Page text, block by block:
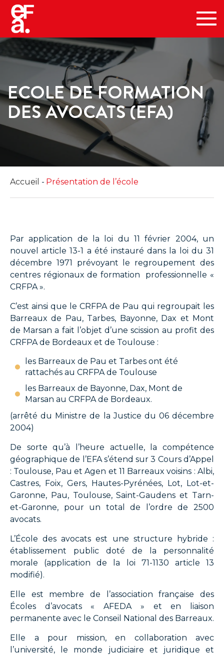
ECOLE DE FORMATION
DES AVOCATS (EFA)
Accueil Présentation de l’école
Par application de la loi du 11 février 2004, un
nouvel article 13-1 a été instauré dans la loi du 31
décembre 1971 prévoyant le regroupement des
centres régionaux de formation professionnelle «
CRFPA ».
C’est ainsi que le CRFPA de Pau qui regroupait les
Barreaux de Pau, Tarbes, Bayonne, Dax et Mont
de Marsan a fait l’objet d’une scission au profit des
CRFPA de Bordeaux et de Toulouse :
les Barreaux de Pau et Tarbes ont été
rattachés au CRFPA de Toulouse
les Barreaux de Bayonne, Dax, Mont de
Marsan au CRFPA de Bordeaux.
(arrêté du Ministre de la Justice du 06 décembre
2004)
De sorte qu’à l’heure actuelle, la compétence
géographique de l’EFA s’étend sur 3 Cours d’Appel
: Toulouse, Pau et Agen et 11 Barreaux voisins : Albi,
Castres, Foix, Gers, Hautes-Pyrénées, Lot, Lot-et-
Garonne, Pau, Toulouse, Saint-Gaudens et Tarn-
et-Garonne, pour un total de l’ordre de 2500
avocats.
L’École des avocats est une structure hybride :
établissement public doté de la personnalité
morale (application de la loi 71-1130 article 13
modifié).
Elle est membre de l’association française des
Écoles d’avocats « AFEDA » et en liaison
permanente avec le Conseil National des Barreaux.
Elle a pour mission, en collaboration avec
l’université, le monde judiciaire et juridique et